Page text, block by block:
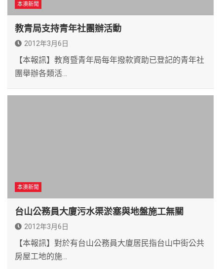
本澳新聞
教青局支持青年社團辦活動
2012年3月6日
【本報訊】教育暨青年局每年撥款資助已登記的青年社
團舉辦各類活…
本澳新聞
台山公務員大廈污水渠淤塞與地盤施工無關
2012年3月6日
【本報訊】對於有台山公務員大廈居民指台山中街公共
房屋工地的施…